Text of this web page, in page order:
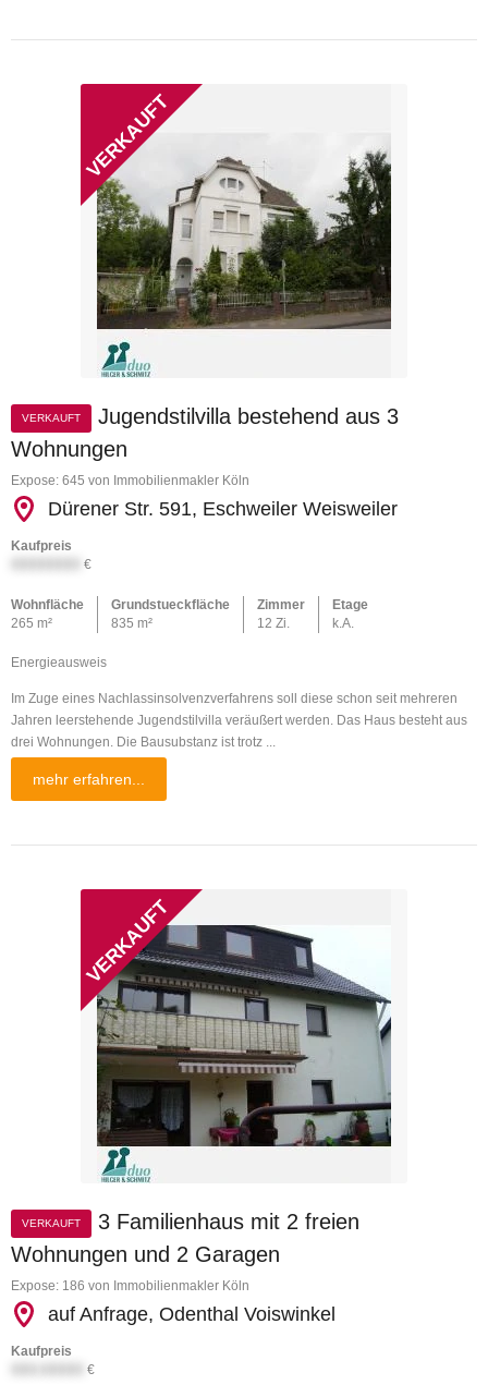
VERKAUFT
Jugendstilvilla bestehend aus 3
Wohnungen
Expose: 645 von Immobilienmakler Köln
Dürener Str. 591, Eschweiler Weisweiler
Kaufpreis
€
Wohnfläche
265 m²
Grundstueckfläche
835 m²
Zimmer
12 Zi.
Etage
k.A.
Energieausweis
Im Zuge eines Nachlassinsolvenzverfahrens soll diese schon seit mehreren
Jahren leerstehende Jugendstilvilla veräußert werden. Das Haus besteht aus
drei Wohnungen. Die Bausubstanz ist trotz ...
mehr erfahren...
VERKAUFT
3 Familienhaus mit 2 freien
Wohnungen und 2 Garagen
Expose: 186 von Immobilienmakler Köln
auf Anfrage, Odenthal Voiswinkel
Kaufpreis
€